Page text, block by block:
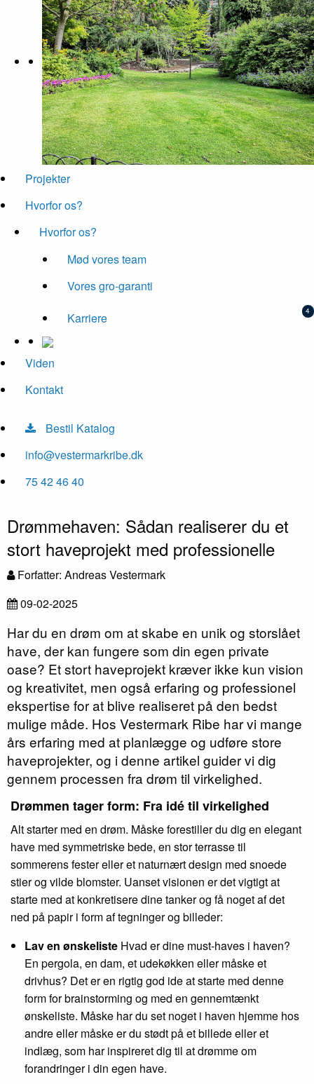
Projekter
Hvorfor os?
Hvorfor os?
Mød vores team
Vores gro-garanti
Karriere
Viden
Kontakt
Bestil Katalog
info@vestermarkribe.dk
75 42 46 40
Drømmehaven: Sådan realiserer du et
stort haveprojekt med professionelle
Forfatter: Andreas Vestermark
09-02-2025
Har du en drøm om at skabe en unik og storslået
have, der kan fungere som din egen private
oase? Et stort haveprojekt kræver ikke kun vision
og kreativitet, men også erfaring og professionel
ekspertise for at blive realiseret på den bedst
mulige måde. Hos Vestermark Ribe har vi mange
års erfaring med at planlægge og udføre store
haveprojekter, og i denne artikel guider vi dig
gennem processen fra drøm til virkelighed.
Drømmen tager form: Fra idé til virkelighed
Alt starter med en drøm. Måske forestiller du dig en elegant
have med symmetriske bede, en stor terrasse til
sommerens fester eller et naturnært design med snoede
stier og vilde blomster. Uanset visionen er det vigtigt at
starte med at konkretisere dine tanker og få noget af det
ned på papir i form af tegninger og billeder:
Lav en ønskeliste Hvad er dine must-haves i haven?
En pergola, en dam, et udekøkken eller måske et
drivhus? Det er en rigtig god ide at starte med denne
form for brainstorming og med en gennemtænkt
ønskeliste. Måske har du set noget i haven hjemme hos
andre eller måske er du stødt på et billede eller et
indlæg, som har inspireret dig til at drømme om
forandringer i din egen have.